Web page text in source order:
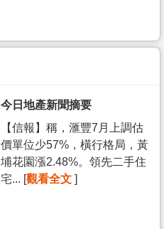
今日地產新聞摘要
【信報】稱，滙豐7月上調估
價單位少57%，橫行格局，黃
埔花園漲2.48%。領先二手住
宅... [觀看全文 ]